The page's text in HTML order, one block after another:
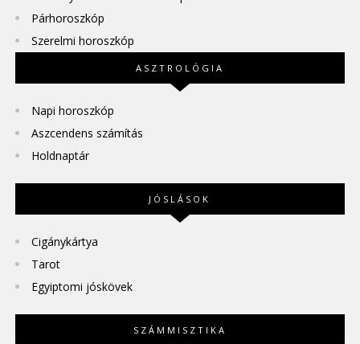
Párhoroszkóp
Szerelmi horoszkóp
ASZTROLÓGIA
Napi horoszkóp
Aszcendens számítás
Holdnaptár
JÓSLÁSOK
Cigánykártya
Tarot
Egyiptomi jóskövek
SZÁMMISZTIKA